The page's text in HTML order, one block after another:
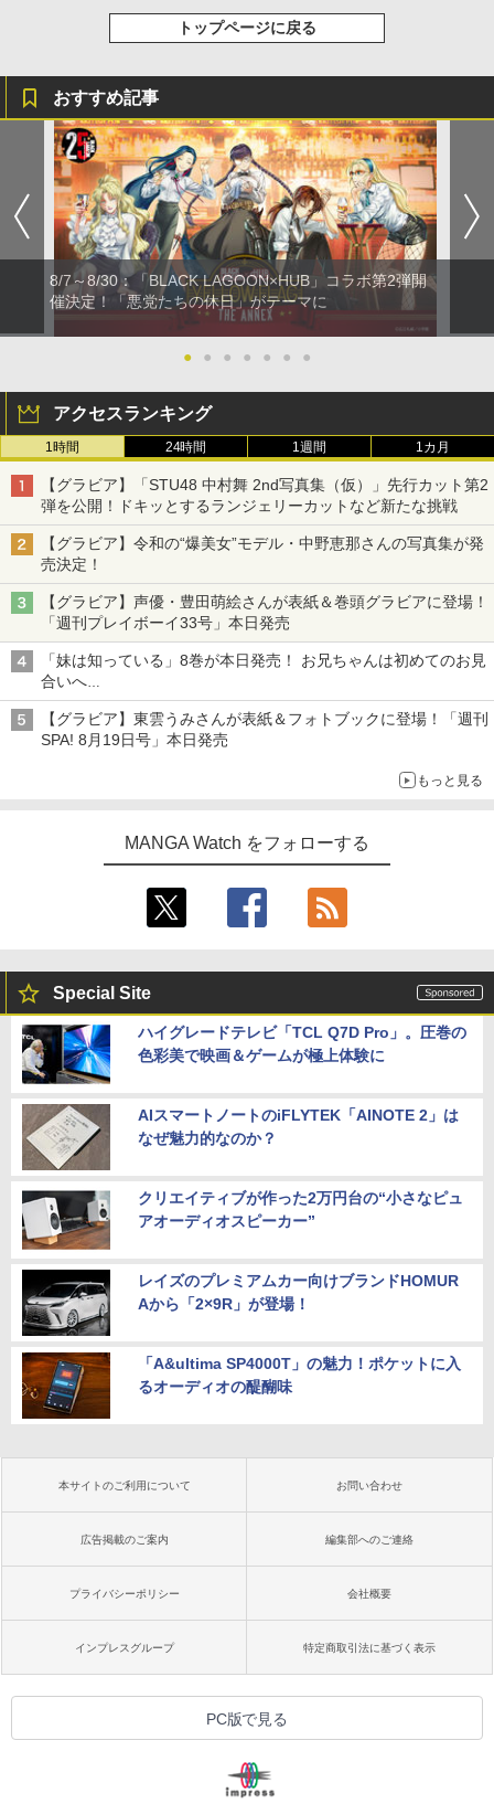
トップページに戻る
おすすめ記事
8/7～8/30：「BLACK LAGOON×HUB」コラボ第2弾開
催決定！「悪党たちの休日」がテーマに
● ● ● ● ● ● ●
アクセスランキング
1時間 24時間 1週間 1カ月
【グラビア】「STU48 中村舞 2nd写真集（仮）」先行カット第2
弾を公開！ドキッとするランジェリーカットなど新たな挑戦
【グラビア】令和の“爆美女”モデル・中野恵那さんの写真集が発
売決定！
【グラビア】声優・豊田萌絵さんが表紙＆巻頭グラビアに登場！
「週刊プレイボーイ33号」本日発売
「妹は知っている」8巻が本日発売！ お兄ちゃんは初めてのお見
合いへ
累計発行部数は90万部を突破！
【グラビア】東雲うみさんが表紙＆フォトブックに登場！「週刊
SPA! 8月19日号」本日発売
もっと見る
MANGA Watch をフォローする
Special Site
ハイグレードテレビ「TCL Q7D Pro」。圧巻の
色彩美で映画＆ゲームが極上体験に
AIスマートノートのiFLYTEK「AINOTE 2」は
なぜ魅力的なのか？
クリエイティブが作った2万円台の“小さなピュ
アオーディオスピーカー”
レイズのプレミアムカー向けブランドHOMUR
Aから「2×9R」が登場！
「A&ultima SP4000T」の魅力！ポケットに入
るオーディオの醍醐味
本サイトのご利用について お問い合わせ
広告掲載のご案内 編集部へのご連絡
プライバシーポリシー 会社概要
インプレスグループ 特定商取引法に基づく表示
PC版で見る